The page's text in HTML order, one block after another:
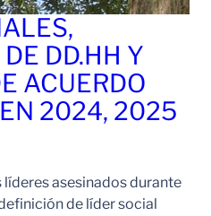
DD.HH Y
ACUERDO
2024, 2025
líderes asesinados durante
de líder social